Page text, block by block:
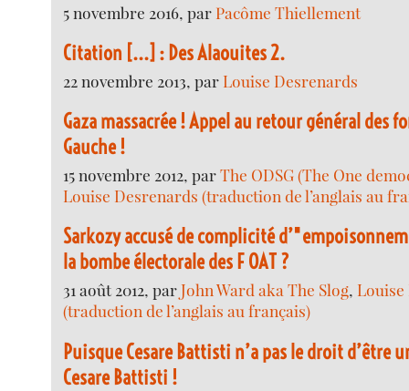
5 novembre 2016, par Pacôme Thiellement
Citation [...] : Des Alaouites 2.
22 novembre 2013, parLouise Desrenards
Gaza massacrée ! Appel au retour général des
Gauche !
15 novembre 2012, parThe ODSG (The One
Louise Desrenards (traduction de l’anglais au
Sarkozy accusé de complicité
la bombe électorale des F OAT ?
31 août 2012, parJohn Ward aka The Slog,Louise
(traduction de l’anglais au français)
Puisque Cesare Battisti n’a pas le droit d’être
Cesare Battisti !